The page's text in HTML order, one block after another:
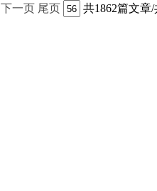
下一页 尾页 共1862篇文章/